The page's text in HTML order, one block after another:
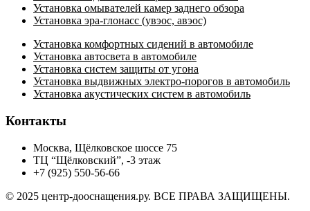
Установка омывателей камер заднего обзора
Установка эра-глонасс (увэос, авэос)
Установка комфортных сидений в автомобиле
Установка автосвета в автомобиле
Установка систем защиты от угона
Установка выдвижных электро-порогов в автомобиль
Установка акустических систем в автомобиль
Контакты
Москва, Щёлковское шоссе 75
ТЦ “Щёлковский”, -3 этаж
+7 (925) 550-56-66
© 2025 центр-дооснащения.ру. ВСЕ ПРАВА ЗАЩИЩЕНЫ.